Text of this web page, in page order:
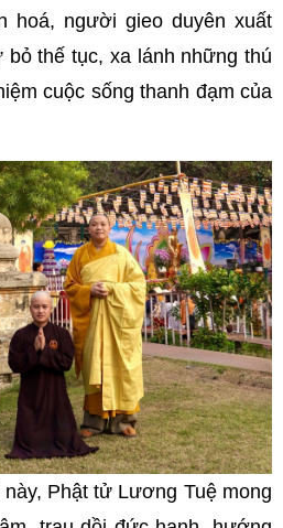
hoá, người gieo duyên xuất
thế tục, xa lánh những thú
cuộc sống thanh đạm của
Phật tử Lương Tuệ mong